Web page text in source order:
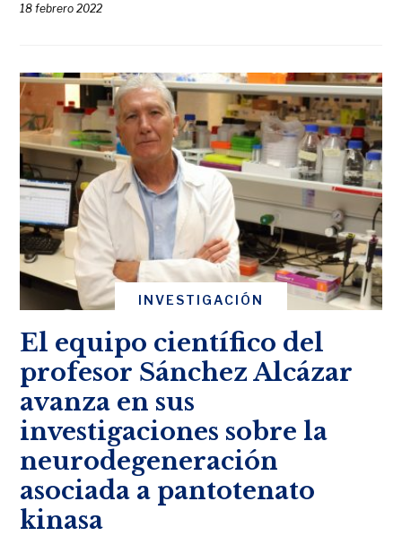
18 febrero 2022
INVESTIGACIÓN
El equipo científico del
profesor Sánchez Alcázar
avanza en sus
investigaciones sobre la
neurodegeneración
asociada a pantotenato
kinasa